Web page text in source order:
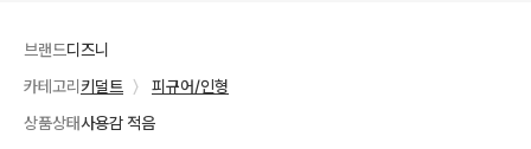
브랜드디즈니
카테고리 키덜트 〉
피규어/인형
상품상태사용감 적음